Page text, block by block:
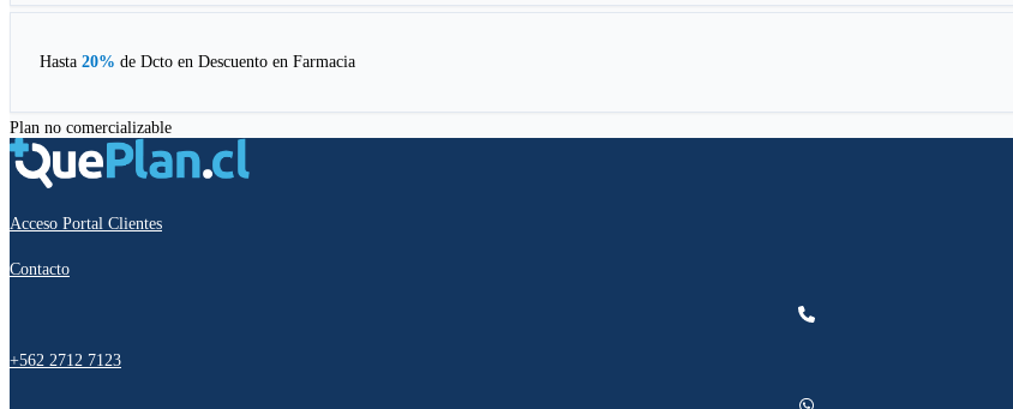
Hasta 20% de Dcto en Descuento en Farmacia
Plan no comercializable
Acceso Portal Clientes
Contacto
+562 2712 7123